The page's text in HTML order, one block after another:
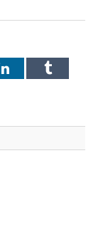
LinkedInTumblr